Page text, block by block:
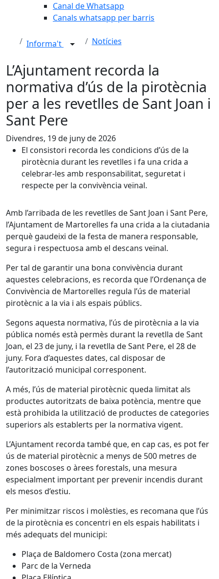
Canal de Whatsapp
Canals whatsapp per barris
Informa't Notícies
L’Ajuntament recorda la
normativa d’ús de la pirotècnia
per a les revetlles de Sant Joan i
Sant Pere
Divendres, 19 de juny de 2026
El consistori recorda les condicions d’ús de la
pirotècnia durant les revetlles i fa una crida a
celebrar-les amb responsabilitat, seguretat i
respecte per la convivència veïnal.
Amb l’arribada de les revetlles de Sant Joan i Sant Pere,
l’Ajuntament de Martorelles fa una crida a la ciutadania
perquè gaudeixi de la festa de manera responsable,
segura i respectuosa amb el descans veïnal.
Per tal de garantir una bona convivència durant
aquestes celebracions, es recorda que l’Ordenança de
Convivència de Martorelles regula l’ús de material
pirotècnic a la via i als espais públics.
Segons aquesta normativa, l’ús de pirotècnia a la via
pública només està permès durant la revetlla de Sant
Joan, el 23 de juny, i la revetlla de Sant Pere, el 28 de
juny. Fora d’aquestes dates, cal disposar de
l’autorització municipal corresponent.
A més, l’ús de material pirotècnic queda limitat als
productes autoritzats de baixa potència, mentre que
està prohibida la utilització de productes de categories
superiors als establerts per la normativa vigent.
L’Ajuntament recorda també que, en cap cas, es pot fer
ús de material pirotècnic a menys de 500 metres de
zones boscoses o àrees forestals, una mesura
especialment important per prevenir incendis durant
els mesos d’estiu.
Per minimitzar riscos i molèsties, es recomana que l’ús
de la pirotècnia es concentri en els espais habilitats i
més adequats del municipi:
Plaça de Baldomero Costa (zona mercat)
Parc de la Verneda